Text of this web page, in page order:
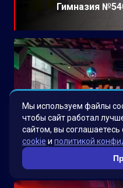
Гимназия
Добро
Мы используем файлы
чтобы сайт работал
сайтом, вы соглашаетесь
cookie и политикой